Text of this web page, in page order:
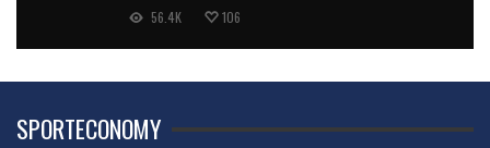
56.4K 106
SPORTECONOMY